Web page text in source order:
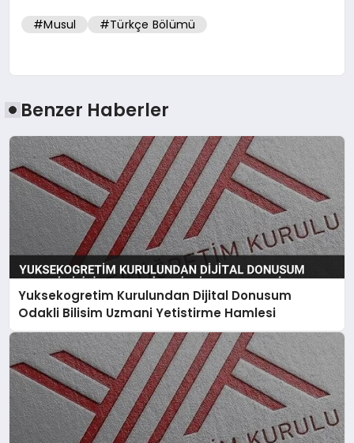
#Musul #Türkçe Bölümü
Benzer Haberler
Yuksekogretim Kurulundan Dijital Donusum
Odakli Bilisim Uzmani Yetistirme Hamlesi